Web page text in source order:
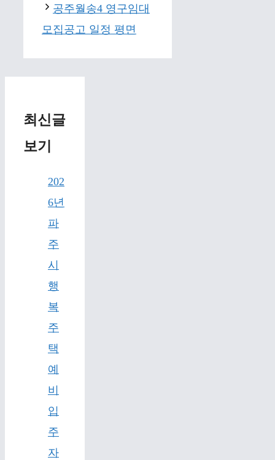
공주월송4 영구임대
모집공고 일정 평면
최신글
보기
202
6년
파
주
시
행
복
주
택
예
비
입
주
자